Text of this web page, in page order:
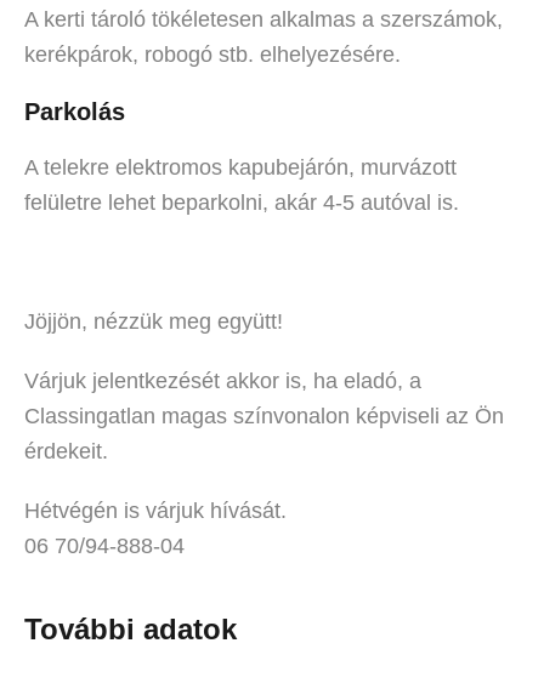
A kerti tároló tökéletesen alkalmas a szerszámok,
kerékpárok, robogó stb. elhelyezésére.
Parkolás
A telekre elektromos kapubejárón, murvázott
felületre lehet beparkolni, akár 4-5 autóval is.
Jöjjön, nézzük meg együtt!
Várjuk jelentkezését akkor is, ha eladó, a
Classingatlan magas színvonalon képviseli az Ön
érdekeit.
Hétvégén is várjuk hívását.
06 70/94-888-04
További adatok